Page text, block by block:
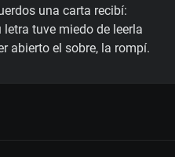
una carta recibí:
tuve miedo de leerla
abierto el sobre, la rompí.